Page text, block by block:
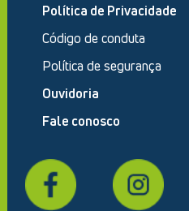
Política de Privacidade
Código de conduta
Política de segurança
Ouvidoria
Fale conosco